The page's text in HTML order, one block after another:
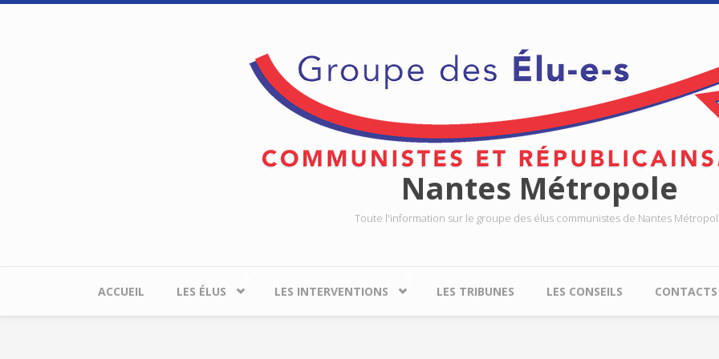
Aller au contenu principal
Nantes Métropole
Toute l'information sur le groupe des élus communistes de Nantes
ACCUEIL LES ÉLUS LES INTERVENTIONS LES TRIBUNES LES CONSEILS CONTACTS